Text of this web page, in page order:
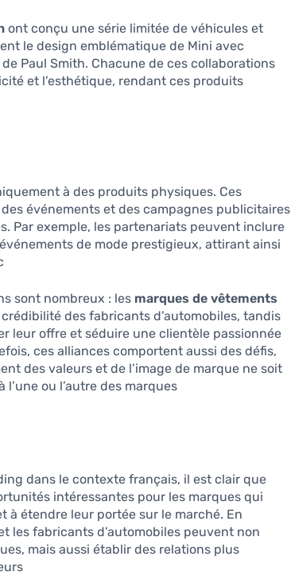
ont conçu une série limitée de véhicules et
le design emblématique de Mini avec
Paul Smith. Chacune de ces collaborations
et l’esthétique, rendant ces produits
à des produits physiques. Ces
événements et des campagnes publicitaires
Par exemple, les partenariats peuvent inclure
de mode prestigieux, attirant ainsi
sont nombreux : les marques de vêtements
des fabricants d’automobiles, tandis
leur offre et séduire une clientèle passionnée
ces alliances comportent aussi des défis,
des valeurs et de l’image de marque ne soit
ou l’autre des marques.
dans le contexte français, il est clair que
intéressantes pour les marques qui
à étendre leur portée sur le marché. En
les fabricants d’automobiles peuvent non
mais aussi établir des relations plus